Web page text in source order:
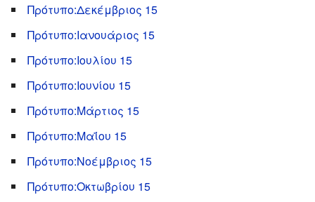
Πρότυπο:Δεκέμβριος 15
Πρότυπο:Ιανουάριος 15
Πρότυπο:Ιουλίου 15
Πρότυπο:Ιουνίου 15
Πρότυπο:Μάρτιος 15
Πρότυπο:Μαΐου 15
Πρότυπο:Νοέμβριος 15
Πρότυπο:Οκτωβρίου 15